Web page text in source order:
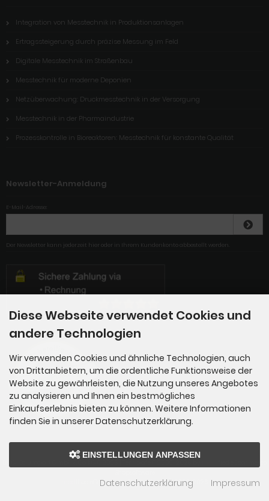
Integration von Messtechnik in Produktionsanlagen
Ertragssteigerung durch präzise Messung im Feld
Digitale Messtechnik im Straßenbau
Messtechnik für moderne Deponien
Netzüberwachung: Druckmesstechnik in der Versorgung
Messtechnik in der Pharmaindustrie
Prozesskontrolle in Bioreaktoren: Messtechnik für konstante Qualität
Newsletter-Anmeldung
E-Mail-Adresse:
Der Newsletter kann jederzeit hier oder in Ihrem Kundenkonto abbestellt werden.
ified eCommerce Shopsoftware © 2009-2026
Diese Webseite verwendet Cookies und
andere Technologien
Wir verwenden Cookies und ähnliche Technologien, auch
von Drittanbietern, um die ordentliche Funktionsweise der
Website zu gewährleisten, die Nutzung unseres Angebotes
zu analysieren und Ihnen ein bestmögliches
Einkaufserlebnis bieten zu können. Weitere Informationen
finden Sie in unserer Datenschutzerklärung.
EINSTELLUNGEN ANPASSEN
Datenschutzerklärung Impressum